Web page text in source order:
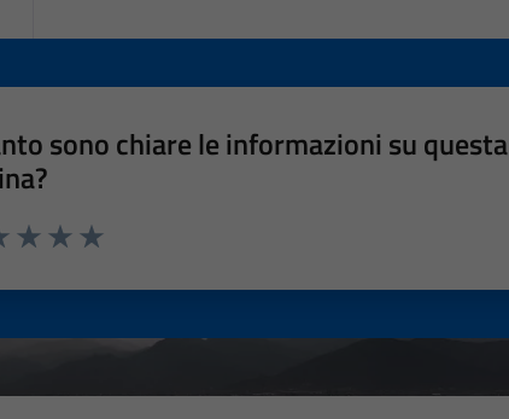
sono chiare le informazioni su questa